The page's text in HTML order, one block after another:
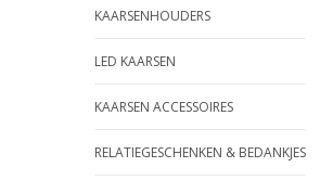
KAARSENHOUDERS
LED KAARSEN
KAARSEN ACCESSOIRES
RELATIEGESCHENKEN & BEDANKJES